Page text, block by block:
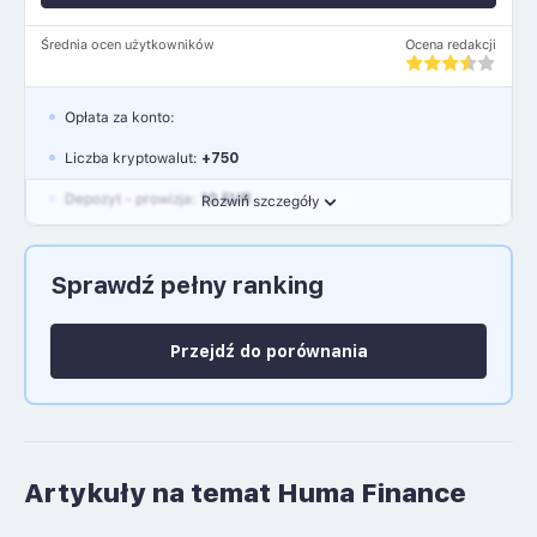
Średnia ocen użytkowników Ocena redakcji
Rozwiń szczegóły
Opłata za konto:
Liczba kryptowalut: +750
Depozyt - prowizja: 10 EUR
Język polski: NIE
Sprawdź pełny ranking
Przejdź do porównania
Artykuły na temat Huma Finance